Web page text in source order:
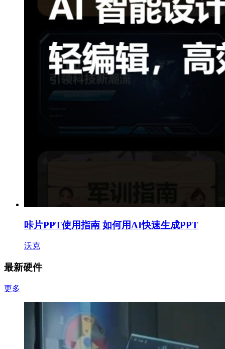
咔片PPT使用指南 如何用AI快速生成PPT
沃克
最新硬件
更多